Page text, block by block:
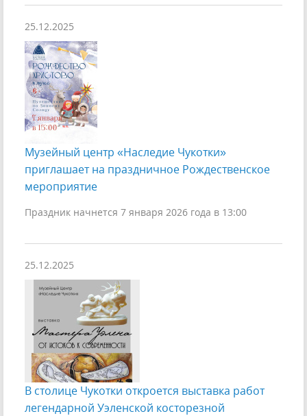
25.12.2025
Музейный центр «Наследие Чукотки»
приглашает на праздничное Рождественское
мероприятие
Праздник начнется 7 января 2026 года в 13:00
25.12.2025
В столице Чукотки откроется выставка работ
легендарной Уэленской косторезной